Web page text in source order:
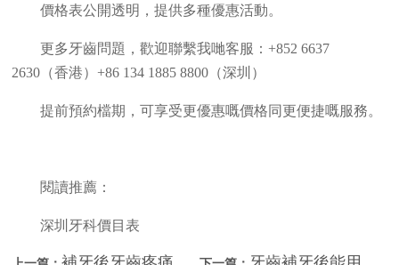
價格表公開透明，提供多種優惠活動。
更多牙齒問題，歡迎聯繫我哋客服：+852 6637
2630（香港）+86 134 1885 8800（深圳）
提前預約檔期，可享受更優惠嘅價格同更便捷嘅服務。
閱讀推薦：
深圳牙科價目表